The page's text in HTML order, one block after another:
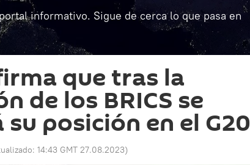
informativo. Sigue de cerca lo que pasa en
que tras la
de los BRICS se
posición en el G20
14:43 GMT 27.08.2023)